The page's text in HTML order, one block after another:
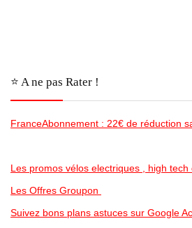
⭐️ A ne pas Rater !
FranceAbonnement : 22€ de réduction
Les promos vélos electriques , high tech
Les Offres Groupon
Suivez bons plans astuces sur Google